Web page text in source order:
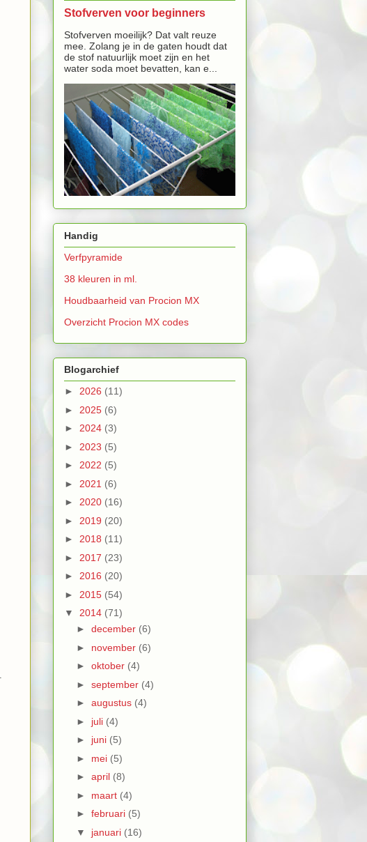
Stofverven voor beginners
Stofverven moeilijk? Dat valt reuze
mee. Zolang je in de gaten houdt dat
de stof natuurlijk moet zijn en het
water soda moet bevatten, kan e...
Handig
Verfpyramide
38 kleuren in ml.
Houdbaarheid van Procion MX
Overzicht Procion MX codes
Blogarchief
► 2026 (11)
► 2025 (6)
► 2024 (3)
► 2023 (5)
► 2022 (5)
► 2021 (6)
► 2020 (16)
► 2019 (20)
► 2018 (11)
► 2017 (23)
► 2016 (20)
► 2015 (54)
▼ 2014 (71)
► december (6)
► november (6)
► oktober (4)
► september (4)
► augustus (4)
► juli (4)
► juni (5)
► mei (5)
► april (8)
► maart (4)
► februari (5)
▼ januari (16)